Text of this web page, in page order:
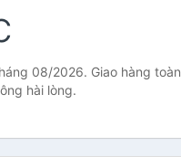
08/2026. Giao hàng toàn
hài lòng.